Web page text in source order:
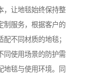
，让地毯始终保持整
制服务，根据客户的
不同材质的地毯；
同使用场景的防护需
地毯与使用环境。同